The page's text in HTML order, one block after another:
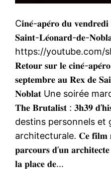
C𝐢𝐧𝐞́-𝐚𝐩𝐞́𝐫𝐨 𝐝𝐮
𝐒𝐚𝐢𝐧𝐭-𝐋𝐞́𝐨𝐧𝐚𝐫𝐝-𝐝𝐞-
https://youtube.com/
𝐑𝐞𝐭𝐨𝐮𝐫 𝐬𝐮𝐫 𝐥𝐞 𝐜𝐢𝐧𝐞́-
𝐬𝐞𝐩𝐭𝐞𝐦𝐛𝐫𝐞 𝐚𝐮 𝐑𝐞𝐱 𝐝𝐞
𝐍𝐨𝐛𝐥𝐚𝐭 Une soirée
𝐓𝐡𝐞 𝐁𝐫𝐮𝐭𝐚𝐥𝐢𝐬𝐭 : 𝟑𝐡𝟑𝟗
destins personnels et
architecturale. 𝐂𝐞 𝐟𝐢𝐥𝐦
𝐩𝐚𝐫𝐜𝐨𝐮𝐫𝐬 𝐝’𝐮𝐧
𝐥𝐚 𝐩𝐥𝐚𝐜𝐞 𝐝𝐞…